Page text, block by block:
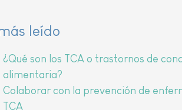
leído
¿Qué son los TCA o trastornos de
alimentaria?
Colaborar con la prevención de
TCA